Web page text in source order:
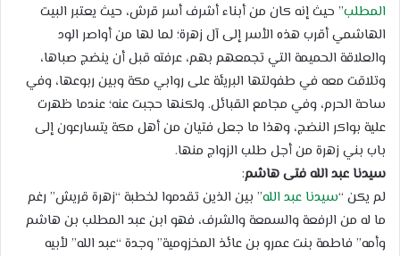
المطلب” حيث إنه كان من أبناء أشرف أسر قرش، حيث يعتبر البيت
الهاشمي أقرب هذه الأسر إلى آل زهرة؛ لما لها من أواصر الود
والعلاقة الحميمة التي تجمعهم بهم، عرفته قبل أن ينضج صباها،
وتلاقت معه في طفولتها البريئة على روابي مكة وبين ربوعها، وفي
ساحة الحرم، وفي مجامع القبائل. ولكنها حجبت عنه؛ عندما ظهرت
علية بواكر النضج، وهذا ما جعل فتيان من أهل مكة يتسارعون إلى
باب بني زهرة من أجل طلب الزواج منها.
سيدنا عبد الله فتى هاشم:
لم يكن “سيدنا عبد الله” بين الذين تقدموا لخطبة “زهرة قريش” رغم
ما له من الرفعة والسمعة والشرف، فهو ابن عبد المطلب بن هاشم
وأمه” فاطمة بنت عمرو بن عائذ المخزومية” وجدة “عبد الله” لأبيه